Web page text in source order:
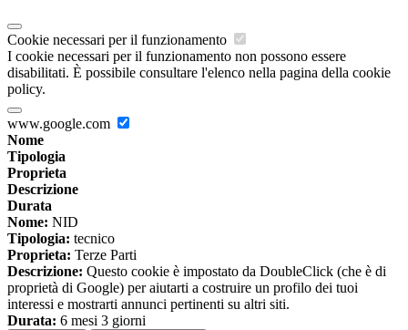
Cookie necessari per il funzionamento
I cookie necessari per il funzionamento non possono essere
disabilitati. È possibile consultare l'elenco nella pagina della cookie
policy.
www.google.com
Nome
Tipologia
Proprieta
Descrizione
Durata
Nome: NID
Tipologia: tecnico
Proprieta: Terze Parti
Descrizione: Questo cookie è impostato da DoubleClick (che è di
proprietà di Google) per aiutarti a costruire un profilo dei tuoi
interessi e mostrarti annunci pertinenti su altri siti.
Durata: 6 mesi 3 giorni